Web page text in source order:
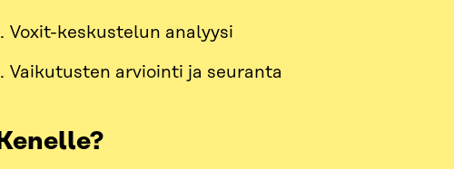
Voxit-keskustelun analyysi
Vaikutusten arviointi ja seuranta
Kenelle?